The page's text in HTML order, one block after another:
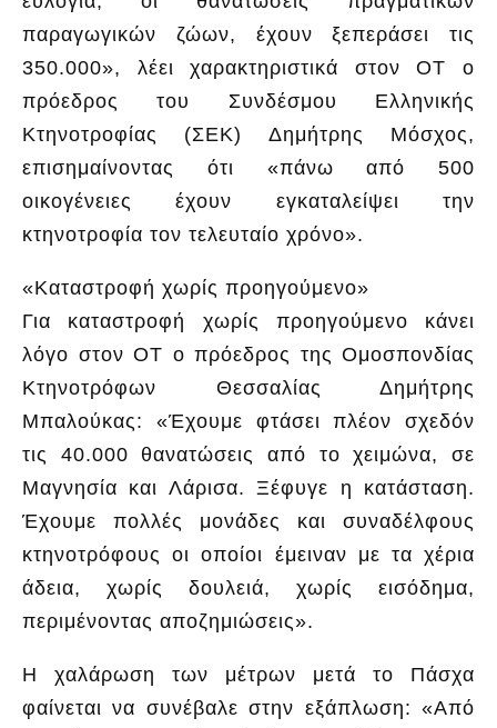
παραγωγικών ζώων, έχουν ξεπεράσει τις
350.000», λέει χαρακτηριστικά στον ΟΤ ο
πρόεδρος του Συνδέσμου Ελληνικής
Κτηνοτροφίας (ΣΕΚ) Δημήτρης Μόσχος,
επισημαίνοντας ότι «πάνω από 500
οικογένειες έχουν εγκαταλείψει την
κτηνοτροφία τον τελευταίο χρόνο».
«Καταστροφή χωρίς προηγούμενο»
Για καταστροφή χωρίς προηγούμενο κάνει
λόγο στον ΟΤ ο πρόεδρος της Ομοσπονδίας
Κτηνοτρόφων Θεσσαλίας Δημήτρης
Μπαλούκας: «Έχουμε φτάσει πλέον σχεδόν
τις 40.000 θανατώσεις από το χειμώνα, σε
Μαγνησία και Λάρισα. Ξέφυγε η κατάσταση.
Έχουμε πολλές μονάδες και συναδέλφους
κτηνοτρόφους οι οποίοι έμειναν με τα χέρια
άδεια, χωρίς δουλειά, χωρίς εισόδημα,
περιμένοντας αποζημιώσεις».
Η χαλάρωση των μέτρων μετά το Πάσχα
φαίνεται να συνέβαλε στην εξάπλωση: «Από